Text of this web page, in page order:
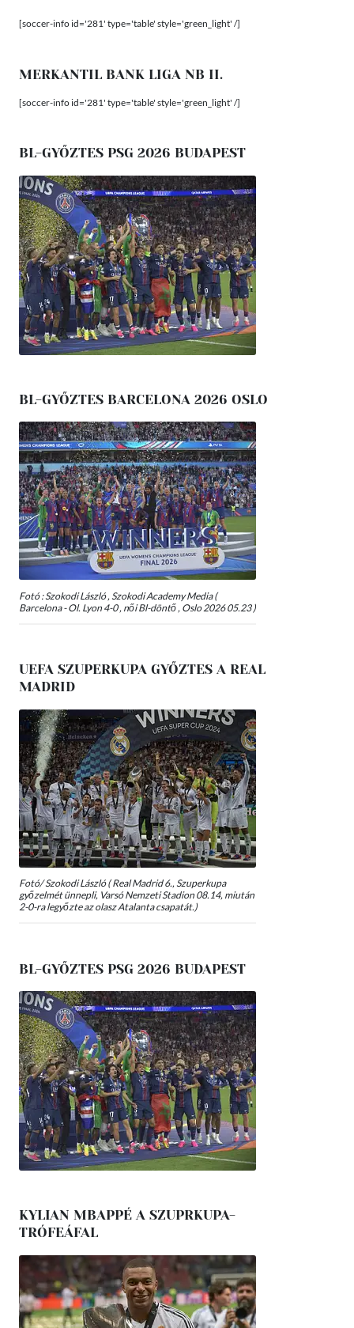
[soccer-info id='281' type='table' style='green_light' /]
MERKANTIL BANK LIGA NB II.
[soccer-info id='281' type='table' style='green_light' /]
BL-GYŐZTES PSG 2026 BUDAPEST
BL-GYŐZTES BARCELONA 2026 OSLO
Fotó : Szokodi László , Szokodi Academy Media (
Barcelona - Ol. Lyon 4-0 , női Bl-döntő , Oslo 2026 05.23 )
UEFA SZUPERKUPA GYŐZTES A REAL
MADRID
Fotó/ Szokodi László ( Real Madrid 6., Szuperkupa
győzelmét ünnepli, Varsó Nemzeti Stadion 08.14, miután
2-0-ra legyőzte az olasz Atalanta csapatát.)
BL-GYŐZTES PSG 2026 BUDAPEST
KYLIAN MBAPPÉ A SZUPRKUPA-
TRÓFEÁFAL